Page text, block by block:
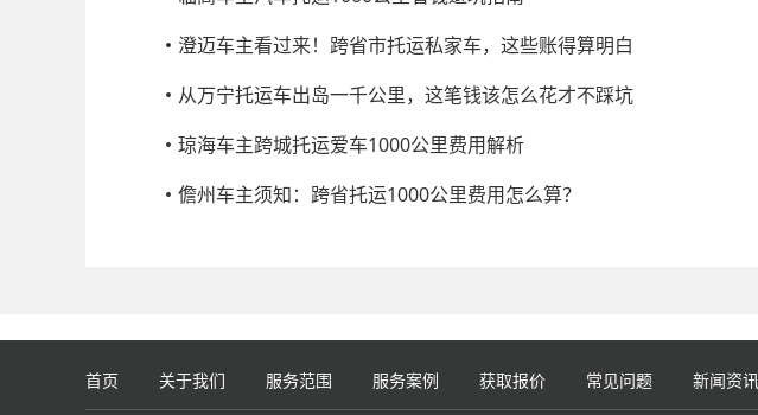
澄迈车主看过来！跨省市托运私家车，这些账得算明白
从万宁托运车出岛一千公里，这笔钱该怎么花才不踩坑
琼海车主跨城托运爱车1000公里费用解析
儋州车主须知：跨省托运1000公里费用怎么算？
首页 关于我们 服务范围 服务案例 获取报价 常见问题 新闻资讯